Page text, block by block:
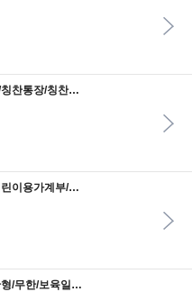
[오늘출고] 칭찬뱅크통장/칭찬통장/칭찬스티커/칭찬BANK통장/참잘했어요/칭찬BANK통장
[오늘출고] 용돈기입장/어린이용가계부/금전관리부/머니북/용돈수첩/캐쉬북/머니플래너
[오늘출고] 원아수첩 일반형/무한/보육일지/원아일지/언어전달장/육아일지/육아다이어리/메모전달장